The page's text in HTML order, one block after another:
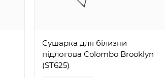
Сушарка для білизни
підлогова Colombo Brooklyn
(ST625)